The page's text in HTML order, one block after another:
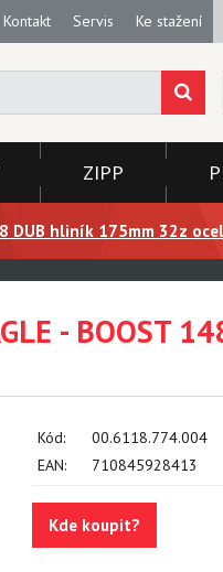
Kontakt Servis Ke stažení
ZIPP
DUB hliník 175mm 32z ocel
- BOOST
Kód: 00.6118.774.004
EAN:
710845928413
Kde koupit?